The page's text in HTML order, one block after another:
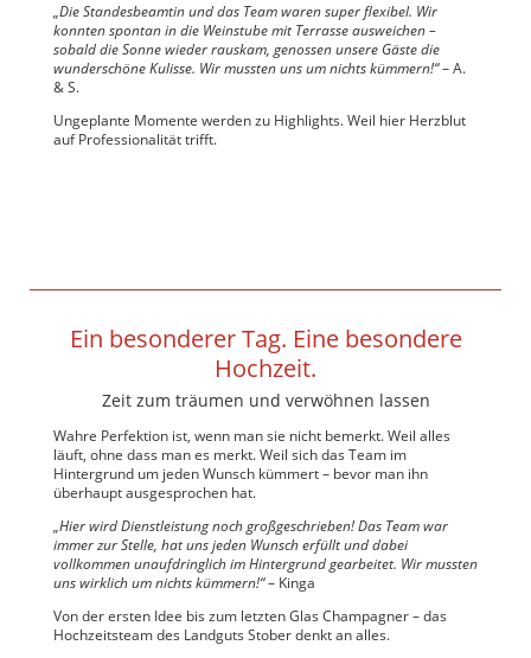
„Die Standesbeamtin und das Team waren super flexibel. Wir
konnten spontan in die Weinstube mit Terrasse ausweichen –
sobald die Sonne wieder rauskam, genossen unsere Gäste die
wunderschöne Kulisse. Wir mussten uns um nichts kümmern!“– A.
& S.
Ungeplante Momente werden zu Highlights. Weil hier Herzblut
auf Professionalität trifft.
Ein besonderer Tag. Eine besondere
Hochzeit.
Zeit zum träumen und verwöhnen lassen
Wahre Perfektion ist, wenn man sie nicht bemerkt. Weil alles
läuft, ohne dass man es merkt. Weil sich das Team im
Hintergrund um jeden Wunsch kümmert – bevor man ihn
überhaupt ausgesprochen hat.
„Hier wird Dienstleistung noch großgeschrieben! Das Team war
immer zur Stelle, hat uns jeden Wunsch erfüllt und dabei
vollkommen unaufdringlich im Hintergrund gearbeitet. Wir mussten
uns wirklich um nichts kümmern!“– Kinga
Von der ersten Idee bis zum letzten Glas Champagner – das
Hochzeitsteam des Landguts Stober denkt an alles.